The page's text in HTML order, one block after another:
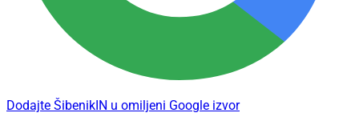
Dodajte ŠibenikIN u omiljeni Google izvor